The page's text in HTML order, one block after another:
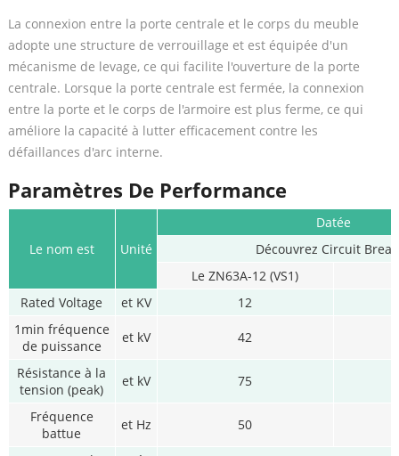
La connexion entre la porte centrale et le corps du meuble
adopte une structure de verrouillage et est équipée d'un
mécanisme de levage, ce qui facilite l'ouverture de la porte
centrale. Lorsque la porte centrale est fermée, la connexion
entre la porte et le corps de l'armoire est plus ferme, ce qui
améliore la capacité à lutter efficacement contre les
défaillances d'arc interne.
Paramètres De Performance
Le nom est Unité
Datée
Découvrez Circuit
Le ZN63A-12 (VS1)
Rated Voltage
et KV
12
1min fréquence
de puissance
et kV 42
Résistance à la
tension (peak)
et kV 75
Fréquence
battue
et Hz 50